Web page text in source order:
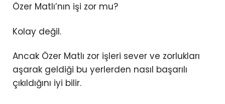
Özer Matlı’nın işi zor mu?
Kolay değil.
Ancak Özer Matlı zor işleri sever ve zorlukları
aşarak geldiği bu yerlerden nasıl başarılı
çıkıldığını iyi bilir.